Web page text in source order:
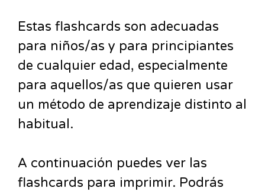
Estas flashcards son adecuadas
para niños/as y para principiantes
de cualquier edad, especialmente
para aquellos/as que quieren usar
un método de aprendizaje distinto al
habitual.
A continuación puedes ver las
flashcards para imprimir. Podrás